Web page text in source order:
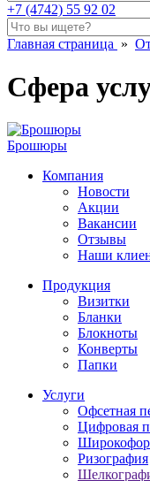
+7 (4742) 55 92 02
Главная страница »
Сфера
Брошюры
Компания
Новости
Акции
Вакансии
Отзывы
Наши
Продукция
Визитки
Бланки
Блокноты
Конверты
Папки
Услуги
Офсетная
Цифровая
Ризография